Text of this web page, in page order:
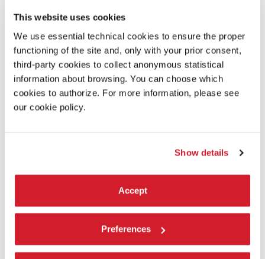
This website uses cookies
We use essential technical cookies to ensure the proper
functioning of the site and, only with your prior consent,
third-party cookies to collect anonymous statistical
information about browsing. You can choose which
cookies to authorize. For more information, please see
our cookie policy.
Show details
Accept
Preferences
Luglio
10Final Cut in Venice – Scadenza per materiali catalogo
29Industry Services Form – scadenza per tutte le richieste
31VPB Market Screenings – scadenza per entry form
Scadenza pagamento per VPB Market Screenings
3-9Venice Production Bridge / Venice Immersive Market